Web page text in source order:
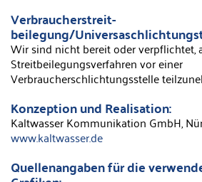
Verbraucher­streit­
beilegung/
Wir sind nicht bereit oder verpflichtet,
Streitbeilegungsverfahren vor einer
Verbraucherschlichtungsstelle
Konzeption und Realisation:
Kaltwasser Kommunikation GmbH,
www.kaltwasser.de
Quellenangaben für die